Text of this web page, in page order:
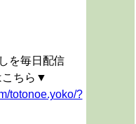
を毎日配信
こちら▼
totonoe.yoko/?